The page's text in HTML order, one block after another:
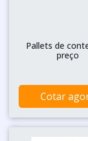
Pallets de
preço
Cotar